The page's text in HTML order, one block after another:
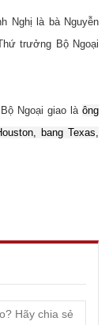
Nghị là bà Nguyễn
trưởng Bộ Ngoại
Ngoại giao là ông
bang Texas,